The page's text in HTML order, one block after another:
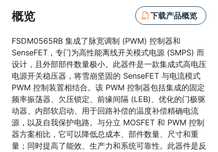
概览 下载产品概览
FSDM0565RB 集成了脉宽调制 (PWM) 控制器和
SenseFET，专门为高性能离线开关模式电源 (SMPS) 而
设计，且外部部件数量极小。此器件是一款集成式高电压
电源开关稳压器，将雪崩坚固的 SenseFET 与电流模式
PWM 控制装置相结合。该 PWM 控制器包括集成的固定
频率振荡器、欠压锁定、前缘间隔 (LEB)、优化的门极驱
动器、内部软启动、用于回路补偿的温度补偿精确电流
源，以及自我保护电路。与分立 MOSFET 和 PWM 控制
器方案相比，它可以降低总成本、部件数量、尺寸和重
量；同时提高了能效、生产力和系统可靠性。此器件是反